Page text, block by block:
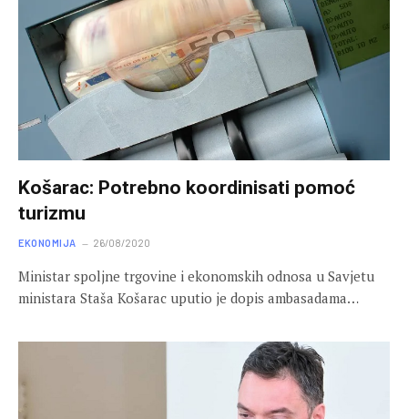
Košarac: Potrebno koordinisati pomoć
turizmu
EKONOMIJA 26/08/2020
Ministar spoljne trgovine i ekonomskih odnosa u Savjetu
ministara Staša Košarac uputio je dopis ambasadama…